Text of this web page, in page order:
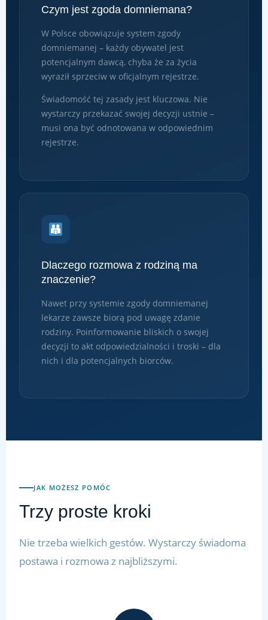
Czym jest zgoda domniemana?
W Polsce obowiązuje system zgody
domniemanej – każdy obywatel jest
potencjalnym dawcą, chyba że za życia
wyraził sprzeciw w oficjalnym rejestrze.
Świadomość tej zasady jest kluczowa. Nie
wystarczy przekazać swojej decyzji ustnie –
musi ona być odnotowana w odpowiednim
rejestrze.
Dlaczego rozmowa z rodziną ma
znaczenie?
Nawet przy systemie zgody domniemanej
lekarze zawsze biorą pod uwagę zdanie
rodziny. Poinformowanie bliskich o swojej
decyzji to akt odpowiedzialności i troski – dla
nich i dla potencjalnych biorców.
JAK MOŻESZ POMÓC
Trzy proste kroki
Nie trzeba wielkich gestów. Wystarczy świadoma
postawa i rozmowa z najbliższymi.